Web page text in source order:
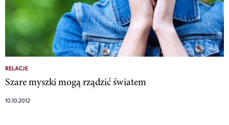
RELACJE
Szare myszki mogą rządzić światem
10.10.2012